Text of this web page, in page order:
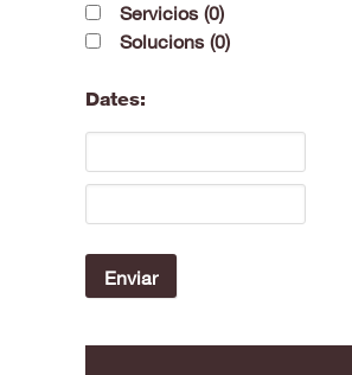
Servicios (0)
Solucions (0)
Dates: